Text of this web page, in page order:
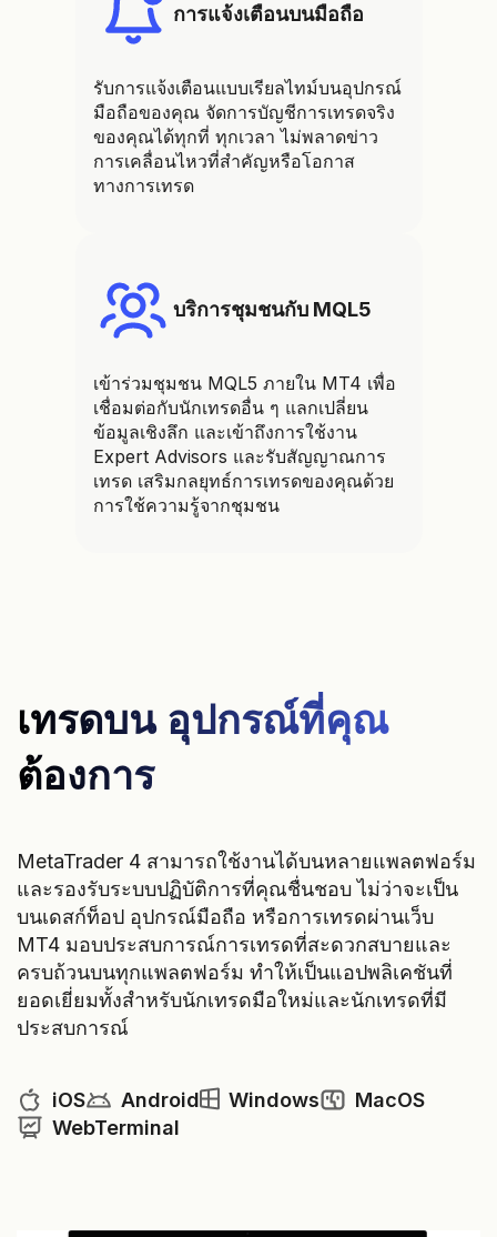
การแจ้งเตือนบนมือถือ
รับการแจ้งเตือนแบบเรียลไทม์บนอุปกรณ์
มือถือของคุณ จัดการบัญชีการเทรดจริง
ของคุณได้ทุกที่ ทุกเวลา ไม่พลาดข่าว
การเคลื่อนไหวที่สำคัญหรือโอกาส
ทางการเทรด
บริการชุมชนกับ MQL5
เข้าร่วมชุมชน MQL5 ภายใน MT4 เพื่อ
เชื่อมต่อกับนักเทรดอื่น ๆ แลกเปลี่ยน
ข้อมูลเชิงลึก และเข้าถึงการใช้งาน
Expert Advisors และรับสัญญาณการ
เทรด เสริมกลยุทธ์การเทรดของคุณด้วย
การใช้ความรู้จากชุมชน
เทรดบน อุปกรณ์ที่คุณ
ต้องการ
MetaTrader 4 สามารถใช้งานได้บนหลายแพลตฟอร์ม
และรองรับระบบปฏิบัติการที่คุณชื่นชอบ ไม่ว่าจะเป็น
บนเดสก์ท็อป อุปกรณ์มือถือ หรือการเทรดผ่านเว็บ
MT4 มอบประสบการณ์การเทรดที่สะดวกสบายและ
ครบถ้วนบนทุกแพลตฟอร์ม ทำให้เป็นแอปพลิเคชันที่
ยอดเยี่ยมทั้งสำหรับนักเทรดมือใหม่และนักเทรดที่มี
ประสบการณ์
iOS Android Windows
MacOS
WebTerminal